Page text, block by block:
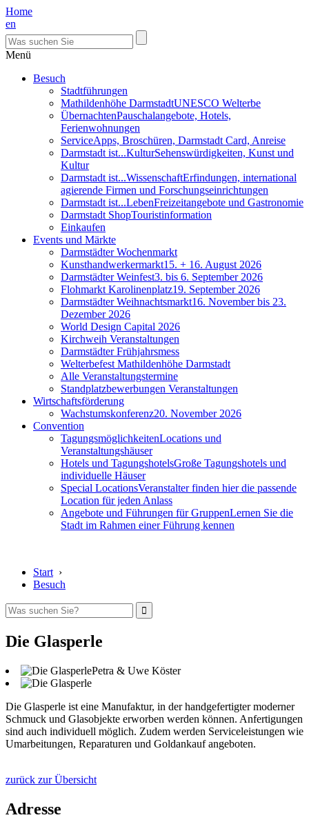
Home
en
Menü
Besuch
Stadtführungen
Mathildenhöhe DarmstadtUNESCO Welterbe
ÜbernachtenPauschalangebote, Hotels,
Ferienwohnungen
ServiceApps, Broschüren, Darmstadt Card, Anreise
Darmstadt ist...KulturSehenswürdigkeiten, Kunst und
Kultur
Darmstadt ist...WissenschaftErfindungen, international
agierende Firmen und Forschungseinrichtungen
Darmstadt ist...LebenFreizeitangebote und Gastronomie
Darmstadt ShopTouristinformation
Einkaufen
Events und Märkte
Darmstädter Wochenmarkt
Kunsthandwerkermarkt15. + 16. August 2026
Darmstädter Weinfest3. bis 6. September 2026
Flohmarkt Karolinenplatz19. September 2026
Darmstädter Weihnachtsmarkt16. November bis 23.
Dezember 2026
World Design Capital 2026
Kirchweih Veranstaltungen
Darmstädter Frühjahrsmess
Welterbefest Mathildenhöhe Darmstadt
Alle Veranstaltungstermine
Standplatzbewerbungen Veranstaltungen
Wirtschaftsförderung
Wachstumskonferenz20. November 2026
Convention
TagungsmöglichkeitenLocations und
Veranstaltungshäuser
Hotels und TagungshotelsGroße Tagungshotels und
individuelle Häuser
Special LocationsVeranstalter finden hier die passende
Location für jeden Anlass
Angebote und Führungen für GruppenLernen Sie die
Stadt im Rahmen einer Führung kennen
Start ›
Besuch
Die Glasperle
Petra & Uwe Köster
Die Glasperle ist eine Manufaktur, in der handgefertigter moderner
Schmuck und Glasobjekte erworben werden können. Anfertigungen
sind auch individuell möglich. Zudem werden Serviceleistungen wie
Umarbeitungen, Reparaturen und Goldankauf angeboten.
zurück zur Übersicht
Adresse